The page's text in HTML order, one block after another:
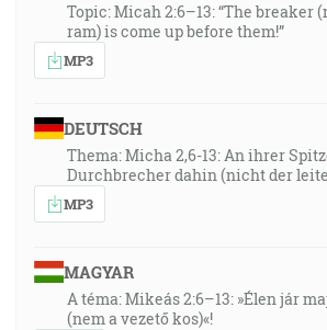
Topic: Micah 2:6–13: “The breaker
ram) is come up before them!”
MP3
DEUTSCH
Thema: Micha 2,6-13: An ihrer
Durchbrecher dahin (nicht der
MP3
MAGYAR
A téma: Mikeás 2:6–13: »Élen jár
(nem a vezető kos)«!